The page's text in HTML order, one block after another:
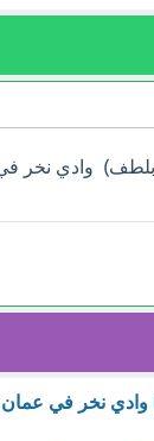
- بلطف) وادي نخر
وادي نخر في